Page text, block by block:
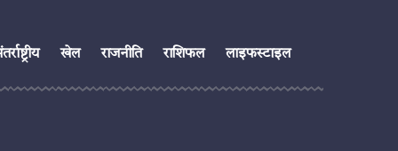
खेल राजनीति राशिफल लाइफस्टाइल